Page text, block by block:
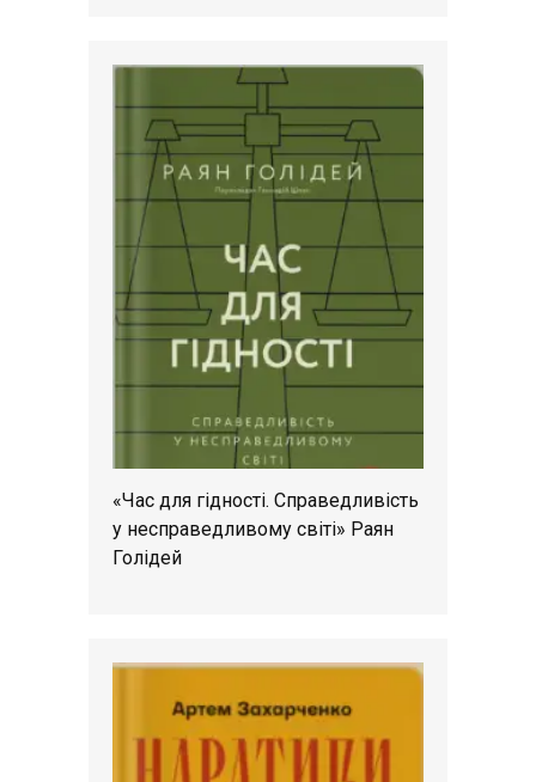
«Час для гідності. Справедливість
у несправедливому світі» Раян
Голідей